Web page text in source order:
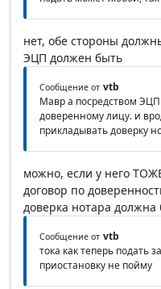
нет, обе стороны
ЭЦП должен быть
Сообщение от vtb
Мавр а посредством ЭЦП
доверенному лицу. и
прикладывать доверку
можно, если у него
договор по
доверка нотара
Сообщение от vtb
тока как теперь подать
приостановку не пойму